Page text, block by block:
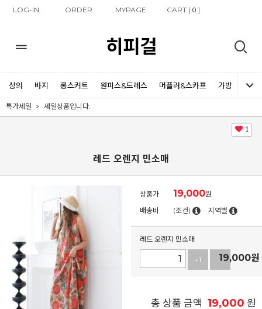
LOG-IN ORDER MYPAGE CART [0 ]
히피걸
상의 바지 롱스커트 원피스&드레스 머플러&스카프 가방 신발
특가세일 세일상품입니다.
1
레드 오렌지 민소매
상품가 19,000원
배송비
(조건) 지역별
레드 오렌지 민소매
+1 -1
19,000원
총 상품 금액 19,000 원